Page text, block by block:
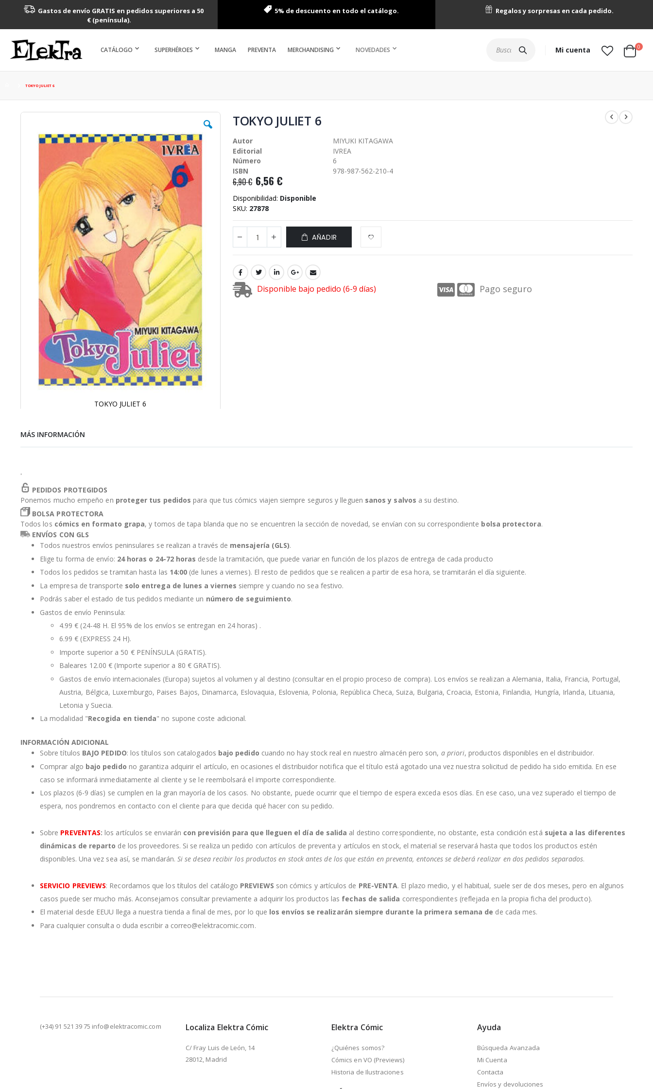
Gastos de envío GRATIS en pedidos superiores a 50
€ (península).
5% de descuento en todo el catálogo. Regalos y sorpresas en cada pedido.
CATÁLOGO SUPERHÉROES MANGA PREVENTA MERCHANDISING NOVEDADES Mi cuenta Cart
0
TOKYO JULIET 6
Saltar
imágenes
TOKYO JULIET 6
comienzo
la
imágenes
TOKYO JULIET 6
Autor
MIYUKI KITAGAWA
Editorial
IVREA
Número
6
ISBN
978-987-562-210-4
6,90 € 6,56 €
Disponibilidad: Disponible
SKU 27878
AÑADIR
Disponible bajo pedido (6-9 días) Pago seguro
MÁS INFORMACIÓN
'
PEDIDOS PROTEGIDOS
Ponemos mucho empeño en proteger tus pedidos para que tus cómics viajen siempre seguros y lleguen sanos y salvos a su destino.
BOLSA PROTECTORA
Todos los cómics en formato grapa, y tomos de tapa blanda que no se encuentren la sección de novedad, se envían con su correspondiente bolsa protectora.
ENVÍOS CON GLS
Todos nuestros envíos peninsulares se realizan a través de mensajería (GLS).
Elige tu forma de envío: 24 horas o 24-72 horas desde la tramitación, que puede variar en función de los plazos de entrega de cada producto
Todos los pedidos se tramitan hasta las 14:00 (de lunes a viernes). El resto de pedidos que se realicen a partir de esa hora, se tramitarán el día siguiente.
La empresa de transporte solo entrega de lunes a viernes siempre y cuando no sea festivo.
Podrás saber el estado de tus pedidos mediante un número de seguimiento.
Gastos de envío Peninsula:
4.99 € (24-48 H. El 95% de los envíos se entregan en 24 horas) .
6.99 € (EXPRESS 24 H).
Importe superior a 50 € PENÍNSULA (GRATIS).
Baleares 12.00 € (Importe superior a 80 € GRATIS).
Gastos de envío internacionales (Europa) sujetos al volumen y al destino (consultar en el propio proceso de compra). Los envíos se realizan a Alemania, Italia, Francia, Portugal,
Austria, Bélgica, Luxemburgo, Paises Bajos, Dinamarca, Eslovaquia, Eslovenia, Polonia, República Checa, Suiza, Bulgaria, Croacia, Estonia, Finlandia, Hungría, Irlanda, Lituania,
Letonia y Suecia.
La modalidad "Recogida en tienda" no supone coste adicional.
INFORMACIÓN ADICIONAL
Sobre títulos BAJO PEDIDO: los títulos son catalogados bajo pedido cuando no hay stock real en nuestro almacén pero son, a priori, productos disponibles en el distribuidor.
Comprar algo bajo pedido no garantiza adquirir el artículo, en ocasiones el distribuidor notifica que el título está agotado una vez nuestra solicitud de pedido ha sido emitida. En ese
caso se informará inmediatamente al cliente y se le reembolsará el importe correspondiente.
Los plazos (6-9 días) se cumplen en la gran mayoría de los casos. No obstante, puede ocurrir que el tiempo de espera exceda esos días. En ese caso, una vez superado el tiempo de
espera, nos pondremos en contacto con el cliente para que decida qué hacer con su pedido.
Sobre PREVENTAS:los artículos se enviarán con previsión para que lleguen el día de salida al destino correspondiente, no obstante, esta condición está sujeta a las diferentes
dinámicas de reparto de los proveedores. Si se realiza un pedido con artículos de preventa y artículos en stock, el material se reservará hasta que todos los productos estén
disponibles. Una vez sea así, se mandarán.Si se desea recibir los productos en stock antes de los que están en preventa, entonces se deberá realizar en dos pedidos separados.
SERVICIO PREVIEWS: Recordamos que los títulos del catálogo PREVIEWS son cómics y artículos de PRE-VENTA. El plazo medio, y el habitual, suele ser de dos meses, pero en algunos
casos puede ser mucho más. Aconsejamos consultar previamente a adquirir los productos las fechas de salida correspondientes (reflejada en la propia ficha del producto).
El material desde EEUU llega a nuestra tienda a final de mes, por lo que los envíos se realizarán siempre durante la primera semana de de cada mes.
Para cualquier consulta o duda escribir a correo@elektracomic.com.
(+34) 91 521 39 75 info@elektracomic.com Localiza Elektra Cómic
C/ Fray Luis de León, 14
28012, Madrid
Elektra Cómic
¿Quiénes somos?
Cómics en VO (Previews)
Historia de Ilustraciones
Ayuda
Búsqueda Avanzada
Mi Cuenta
Contacta
Envíos y devoluciones